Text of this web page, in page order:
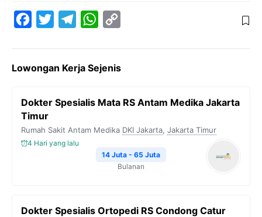
e
o
k
t
e
e
r
a
m
W
t
A
p
y
n
Lowongan Kerja Sejenis
Dokter Spesialis Mata RS Antam Medika Jakarta
Timur
Rumah Sakit Antam Medika DKI Jakarta, Jakarta Timur
4 Hari yang lalu
14 Juta - 65 Juta
Bulanan
Dokter Spesialis Ortopedi RS Condong Catur